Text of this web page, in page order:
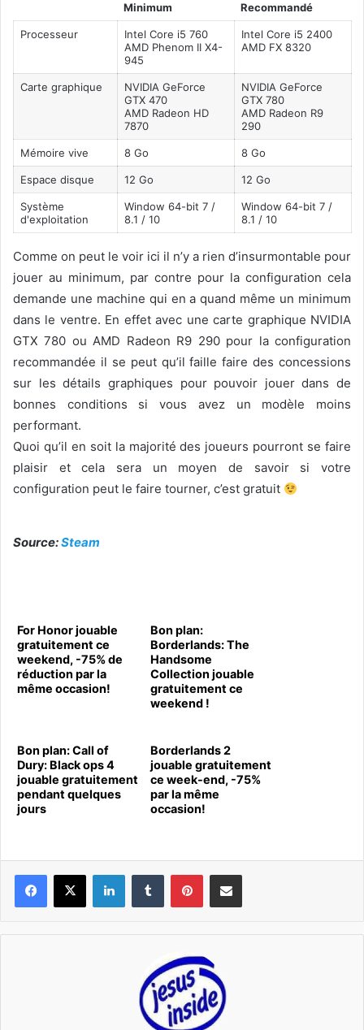
Minimum Recommandé
Processeur
Intel Core i5 760
AMD Phenom II X4-
945
Intel Core i5 2400
AMD FX 8320
Carte graphique
NVIDIA GeForce
GTX 470
AMD Radeon HD
7870
NVIDIA GeForce
GTX 780
AMD Radeon R9
290
Mémoire vive 8 Go 8 Go
Espace disque 12 Go 12 Go
Système
d'exploitation
Window 64-bit 7 /
8.1 / 10
Window 64-bit 7 /
8.1 / 10
Comme on peut le voir ici il n’y a rien d’insurmontable pour
jouer au minimum, par contre pour la configuration cela
demande une machine qui en a quand même un minimum
dans le ventre. En effet avec une carte graphique NVIDIA
GTX 780 ou AMD Radeon R9 290 pour la configuration
recommandée il se peut qu’il faille faire des concessions
sur les détails graphiques pour pouvoir jouer dans de
bonnes conditions si vous avez un modèle moins
performant.
Quoi qu’il en soit la majorité des joueurs pourront se faire
plaisir et cela sera un moyen de savoir si votre
configuration peut le faire tourner, c’est gratuit
Source:Steam
For Honor jouable
gratuitement ce
weekend, -75% de
réduction par la
même occasion!
Bon plan:
Borderlands: The
Handsome
Collection jouable
gratuitement ce
weekend !
Bon plan: Call of
Dury: Black ops 4
jouable gratuitement
pendant quelques
jours
Borderlands 2
jouable gratuitement
ce week-end, -75%
par la même
occasion!